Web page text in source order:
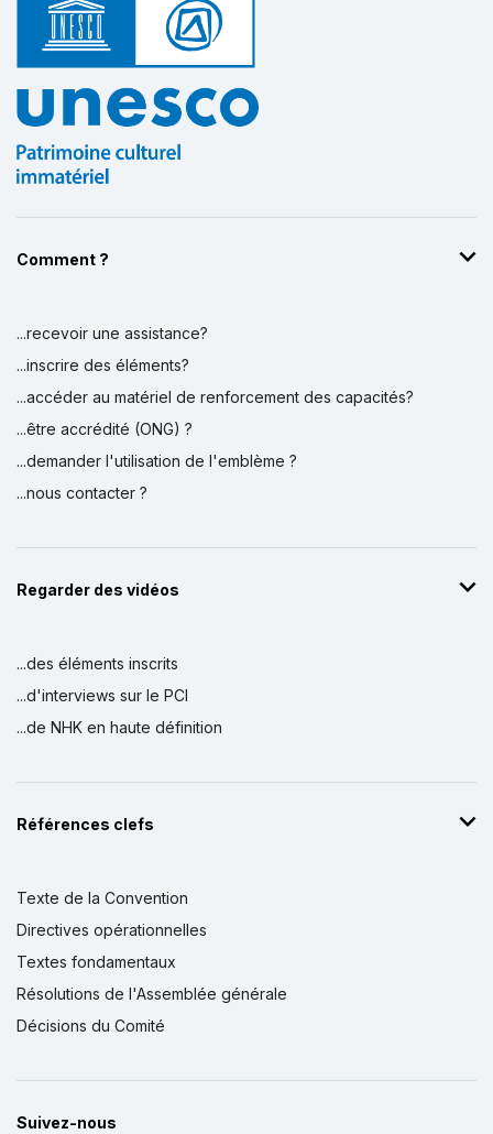
Comment ?
...recevoir une assistance?
...inscrire des éléments?
...accéder au matériel de renforcement des capacités?
...être accrédité (ONG) ?
...demander l'utilisation de l'emblème ?
...nous contacter ?
Regarder des vidéos
...des éléments inscrits
...d'interviews sur le PCI
...de NHK en haute définition
Références clefs
Texte de la Convention
Directives opérationnelles
Textes fondamentaux
Résolutions de l'Assemblée générale
Décisions du Comité
Suivez-nous